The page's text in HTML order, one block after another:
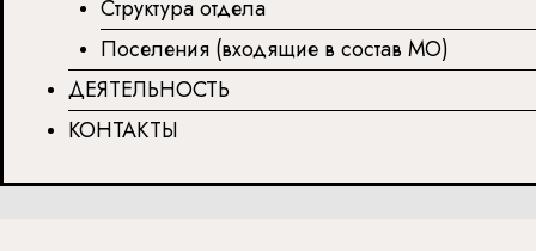
Структура отдела
Поселения (входящие в состав МО)
ДЕЯТЕЛЬНОСТЬ
КОНТАКТЫ